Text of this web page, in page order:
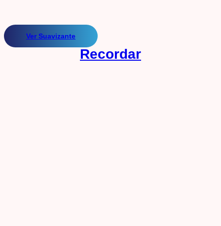
Recordar
Ver Suavizante